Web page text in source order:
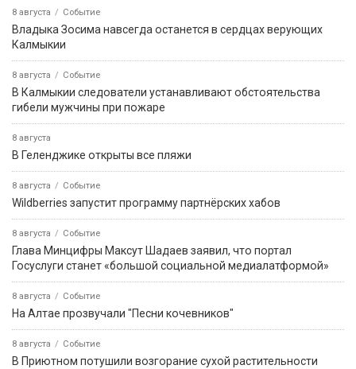
8 августа Событие
Владыка Зосима навсегда останется в сердцах верующих
Калмыкии
8 августа Событие
В Калмыкии следователи устанавливают обстоятельства
гибели мужчины при пожаре
8 августа
В Геленджике открыты все пляжи
8 августа Событие
Wildberries запустит программу партнёрских хабов
8 августа Событие
Глава Минцифры Максут Шадаев заявил, что портал
Госуслуги станет «большой социальной медиалатформой»
8 августа Событие
На Алтае прозвучали "Песни кочевников"
8 августа Событие
В Приютном потушили возгорание сухой растительности